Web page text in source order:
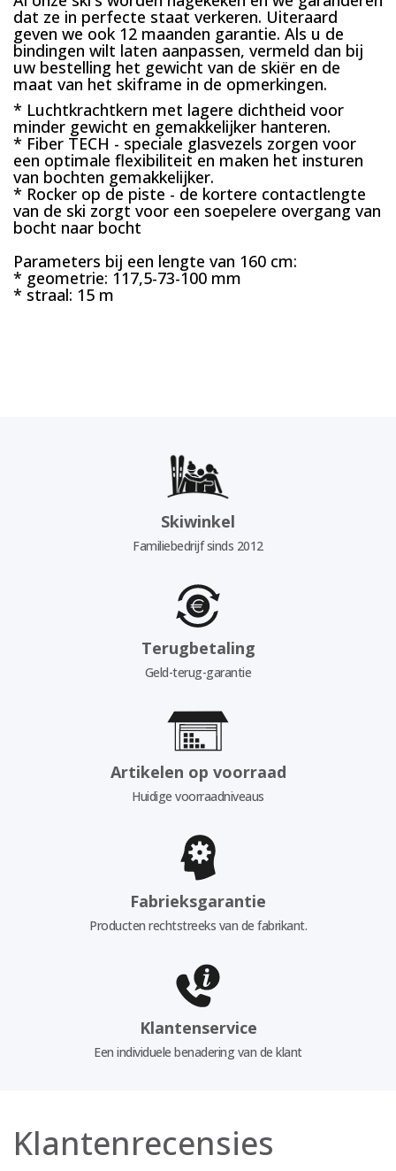
dat ze in perfecte staat verkeren. Uiteraard
geven we ook 12 maanden garantie. Als u de
bindingen wilt laten aanpassen, vermeld dan bij
uw bestelling het gewicht van de skiër en de
maat van het skiframe in de opmerkingen.
* Luchtkrachtkern met lagere dichtheid voor
minder gewicht en gemakkelijker hanteren.
* Fiber TECH - speciale glasvezels zorgen voor
een optimale flexibiliteit en maken het insturen
van bochten gemakkelijker.
* Rocker op de piste - de kortere contactlengte
van de ski zorgt voor een soepelere overgang van
bocht naar bocht
Parameters bij een lengte van 160 cm:
* geometrie: 117,5-73-100 mm
* straal: 15 m
Skiwinkel
Familiebedrijf sinds 2012
Terugbetaling
Geld-terug-garantie
Artikelen op voorraad
Huidige voorraadniveaus
Fabrieksgarantie
Producten rechtstreeks van de fabrikant.
Klantenservice
Een individuele benadering van de klant
Klantenrecensies